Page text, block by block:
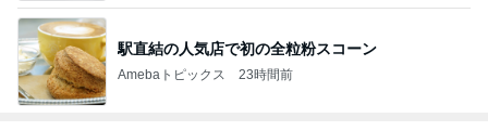
駅直結の人気店で初の全粒粉スコーン
Amebaトピックス 23時間前